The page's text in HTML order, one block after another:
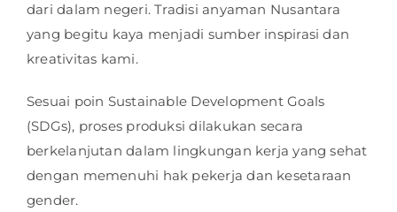
dari dalam negeri. Tradisi anyaman Nusantara
yang begitu kaya menjadi sumber inspirasi dan
kreativitas kami.
Sesuai poin Sustainable Development Goals
(SDGs), proses produksi dilakukan secara
berkelanjutan dalam lingkungan kerja yang sehat
dengan memenuhi hak pekerja dan kesetaraan
gender.